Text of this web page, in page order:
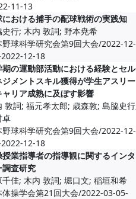
11-13
における捕手の配球戦術の実践知
史行; 木内 敦詞; 野本尭希
野球科学研究会第9回大会/2022-12-
12-18
期の運動部活動における経験とセ
ジメントスキル獲得が学生アスリ
ャリア成熟に及ぼす影響
敦詞; 福元孝太郎; 歳森敦; 島脇史
卓
野球科学研究会第9回大会/2022-12-
12-18
授業指導者の指導観に関するイン
調査研究
千佳; 木内 敦詞; 堀口文; 稲垣和希
体操学会第21回大会/2022-03-05-